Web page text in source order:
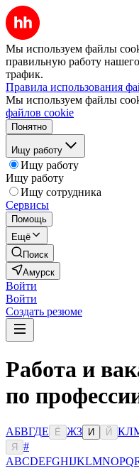
Мы используем файлы
правильную работу
трафик.
Правила использования
Мы используем файлы
файлов cookie
Понятно
Ищу работу
Ищу работу
Ищу работу
Ищу сотрудника
Сервисы
Помощь
Ещё
Поиск
Амурск
Войти
Войти
Создать резюме
Работа и
по
АБВГДЕ Ё ЖЗ И Й КЛ
Я
#
ABCDEFGHIJKLMNOPQ